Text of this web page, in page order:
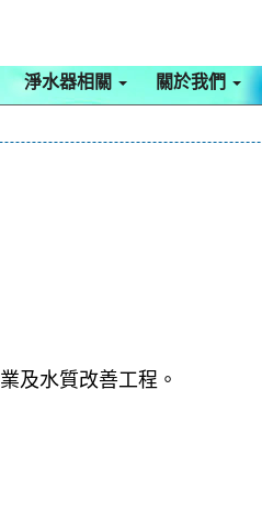
淨水器相關 關於我們
及水質改善工程。